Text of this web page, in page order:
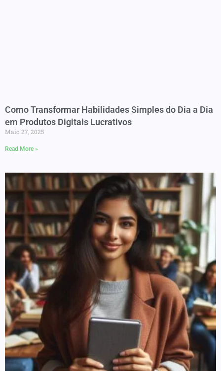
Como Transformar Habilidades Simples do Dia a Dia
em Produtos Digitais Lucrativos
Maio 27, 2025
Read More »